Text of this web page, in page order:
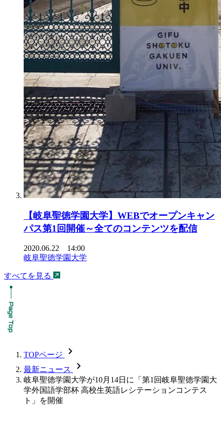
【岐阜聖徳学園大学】WEBでオープンキャン
パス第1回開催～全てのコンテンツを配信
2020.06.22 14:00
岐阜聖徳学園大学
すべてを見る
TOPページ chevron_forward
最新ニュース chevron_forward
岐阜聖徳学園大学が10月14日に「第1回岐阜聖徳学園大
学外国語学部杯 高校生英語レシテーションコンテス
ト」を開催